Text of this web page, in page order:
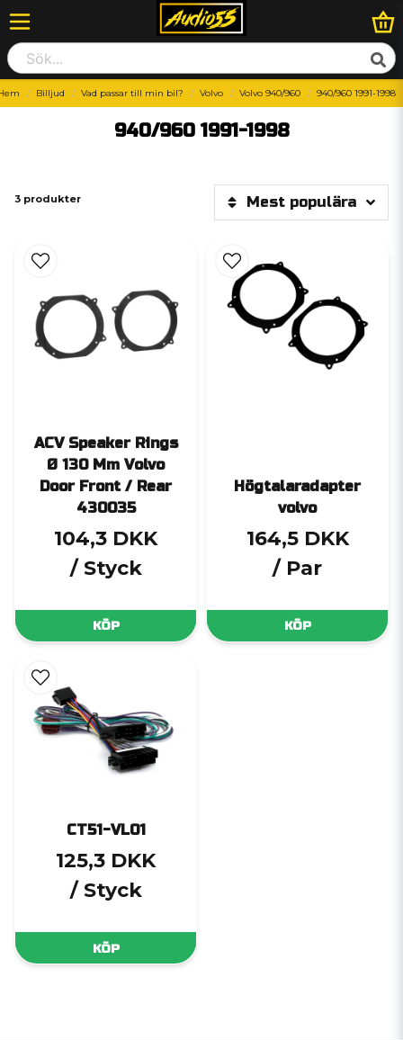
Billjud Vad passar till min bil? Volvo Volvo 940/960 940/960 1991-1998
940/960 1991-1998
3 produkter Mest populära
ACV Speaker Rings
Ø 130 Mm Volvo
Door Front / Rear
430035
104,3 DKK
/ Styck
KÖP
Högtalaradapter
volvo
164,5 DKK
/ Par
KÖP
CT51-VL01
125,3 DKK
/ Styck
KÖP